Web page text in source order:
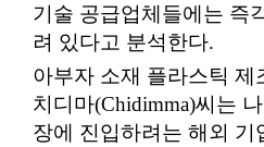
기술 공급업체들에는 즉
려 있다고 분석한다.
아부자 소재 플라스틱 제
치디마(Chidimma)씨는
장에 진입하려는 해외 기